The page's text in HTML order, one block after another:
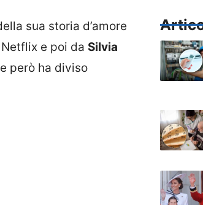
sua storia d’amore
e poi da Silvia
però ha diviso